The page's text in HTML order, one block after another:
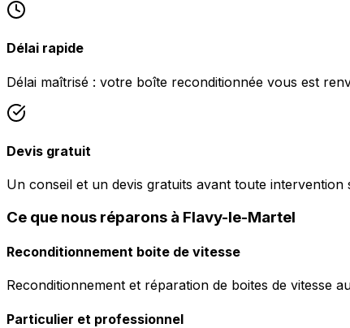
Délai rapide
Délai maîtrisé : votre boîte reconditionnée vous est
Devis gratuit
Un conseil et un devis gratuits avant toute intervention
Ce que nous réparons à Flavy-le-Martel
Reconditionnement boite de vitesse
Reconditionnement et réparation de boites de vitesse
Particulier et professionnel